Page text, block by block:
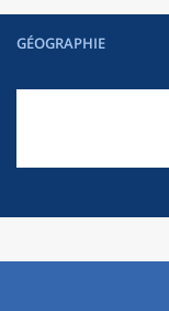
GÉOGRAPHIE